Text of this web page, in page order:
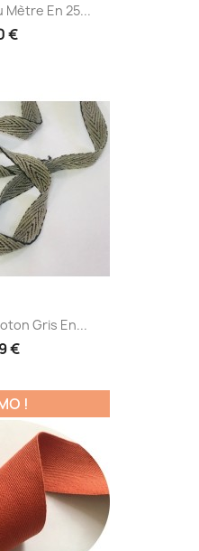
Mètre En 25...
€
Gris En...
€
!